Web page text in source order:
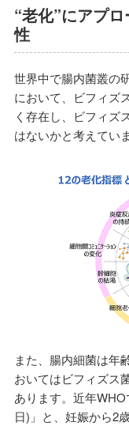
“老化”にアプ
性
世界中で腸内菌叢の
において、ビフィズ
く存在し、ビフィズ
はないかと考えていま
また、腸内細菌は年
おいてはビフィズス
あります。近年
日)」と、妊娠から2